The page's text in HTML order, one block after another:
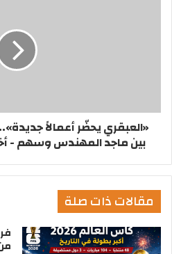
«العبقري يحضّر أعمالاً
بين ماجد المهندس وسهم -
مقالات ذات صلة